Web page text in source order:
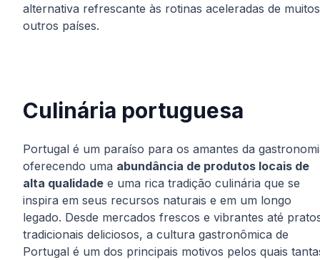
alternativa refrescante às rotinas aceleradas de muitos
outros países.
Culinária portuguesa
Portugal é um paraíso para os amantes da
oferecendo uma abundância de produtos locais de
alta qualidade e uma rica tradição culinária que se
inspira em seus recursos naturais e em um longo
legado. Desde mercados frescos e vibrantes até
tradicionais deliciosos, a cultura gastronômica de
Portugal é um dos principais motivos pelos quais